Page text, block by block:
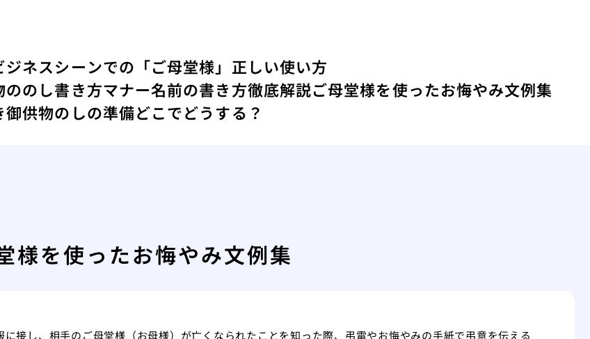
ジネスシーンでの「ご母堂様」正しい使い方
ののし書き方マナー名前の書き方徹底解説ご母堂様を使ったお悔やみ文例集
御供物のしの準備どこでどうする？
様を使ったお悔やみ文例集
に接し、相手のご母堂様（お母様）が亡くなられたことを知った際、弔電やお悔やみの手紙で弔意を伝える